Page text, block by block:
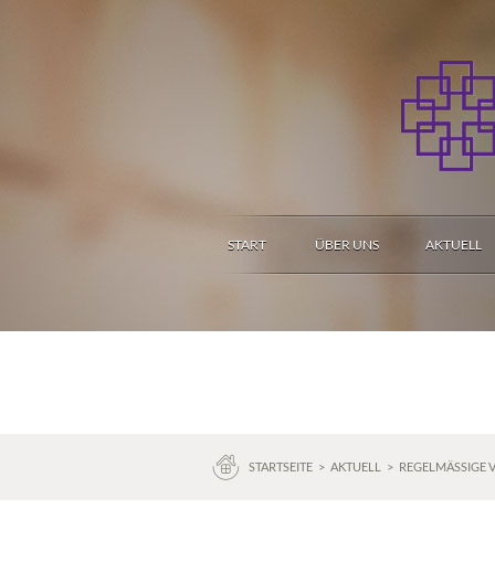
START ÜBER UNS AKTUELL
STARTSEITE > AKTUELL > REGELMÄSSIGE